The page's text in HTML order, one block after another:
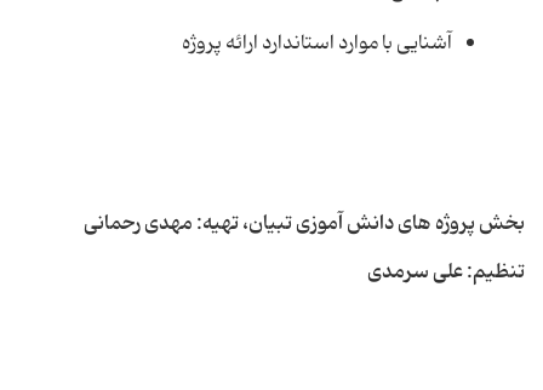
آشنایی با موارد استاندارد ارائه پروژه
بخش پروژه های دانش آموزی تبیان، تهیه: مهدی رحمانی
تنظیم: علی سرمدی